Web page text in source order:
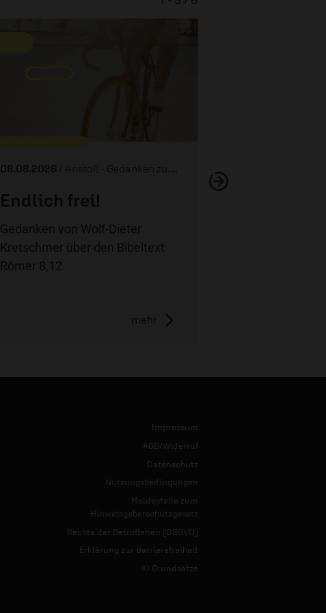
06.08.2026 / Anstoß - Gedanken zum Tag
Endlich frei!
Gedanken von Wolf-Dieter
Kretschmer über den Bibeltext
Römer 8,12.
mehr
Impressum
AGB/Widerruf
Datenschutz
Nutzungsbedingungen
Meldestelle zum
Hinweisgeberschutzgesetz
Rechte der Betroffenen (DSGVO)
Erklärung zur Barrierefreiheit
KI Grundsätze